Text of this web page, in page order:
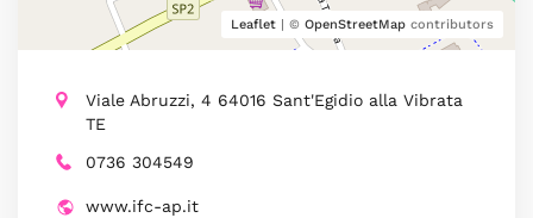
Leaflet | © OpenStreetMap contributors
Viale Abruzzi, 4 64016 Sant'Egidio alla Vibrata
TE
0736 304549
www.ifc-ap.it